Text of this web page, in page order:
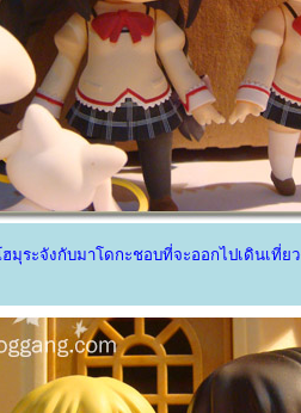
ฮมุระจังกับมาโดกะชอบที่จะออกไปเดินเที่ย